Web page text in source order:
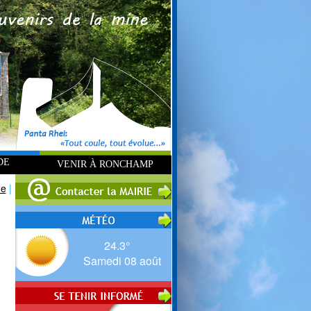
VENIR À RONCHAMP
24.3°
Samedi 08 août
|